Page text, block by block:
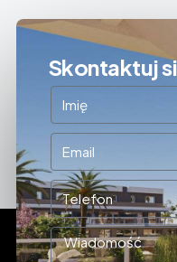
Skontaktuj